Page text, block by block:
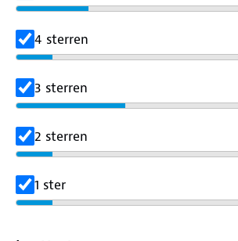
4 sterren
3 sterren
2 sterren
1 ster